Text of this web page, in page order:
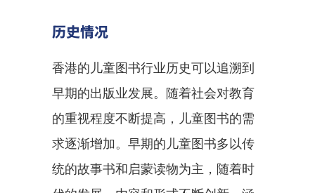
历史情况
香港的儿童图书行业历史可以追溯到
早期的出版业发展。随着社会对教育
的重视程度不断提高，儿童图书的需
求逐渐增加。早期的儿童图书多以传
统的故事书和启蒙读物为主，随着时